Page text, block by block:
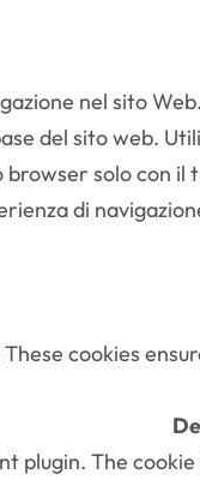
nel sito
del sito web.
solo con
di
cookies
plugin. The